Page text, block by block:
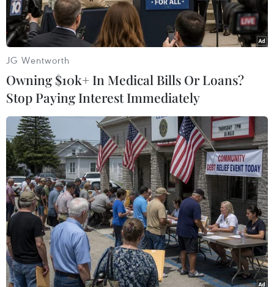
Trước khi diễn ra chính lễ, đội trống thường phải tập dượt
khoảng nửa tháng đến một tháng. (Ảnh: Xuân Mai/Vietnam+)
JG Wentworth
Owning $10k+ In Medical Bills Or Loans?
Stop Paying Interest Immediately